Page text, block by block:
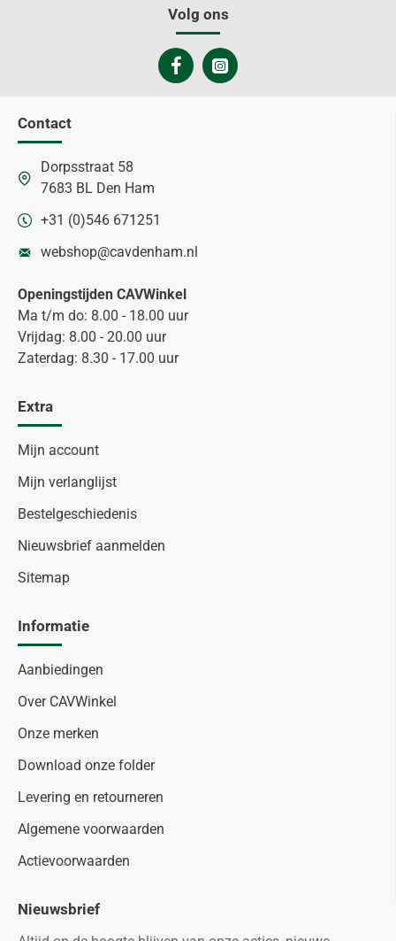
Volg ons
Contact
Dorpsstraat 58
7683 BL Den Ham
+31 (0)546 671251
webshop@cavdenham.nl
Openingstijden CAVWinkel
Ma t/m do: 8.00 - 18.00 uur
Vrijdag: 8.00 - 20.00 uur
Zaterdag: 8.30 - 17.00 uur
Extra
Mijn account
Mijn verlanglijst
Bestelgeschiedenis
Nieuwsbrief aanmelden
Sitemap
Informatie
Aanbiedingen
Over CAVWinkel
Onze merken
Download onze folder
Levering en retourneren
Algemene voorwaarden
Actievoorwaarden
Nieuwsbrief